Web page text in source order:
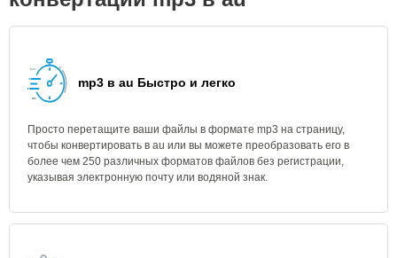
mp3 в au Быстро и легко
Просто перетащите ваши файлы в формате mp3 на страницу,
чтобы конвертировать в au или вы можете преобразовать его в
более чем 250 различных форматов файлов без регистрации,
указывая электронную почту или водяной знак.